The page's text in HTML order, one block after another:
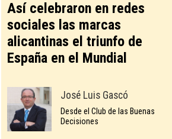
Así celebraron en redes
sociales las marcas
alicantinas el triunfo de
España en el Mundial
José Luis Gascó
Desde el Club de las Buenas
Decisiones